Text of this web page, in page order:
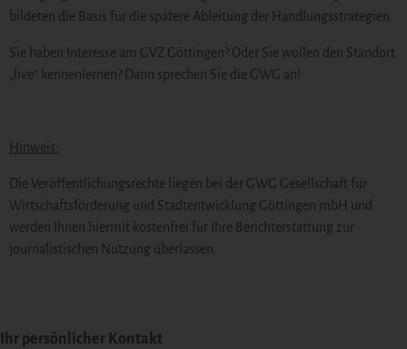
bildeten die Basis für die spätere Ableitung der Handlungsstrategien.
Sie haben Interesse am GVZ Göttingen? Oder Sie wollen den Standort
„live“ kennenlernen? Dann sprechen Sie die GWG an!
Hinweis:
Die Veröffentlichungsrechte liegen bei der GWG Gesellschaft für
Wirtschaftsförderung und Stadtentwicklung Göttingen mbH und
werden Ihnen hiermit kostenfrei für Ihre Berichterstattung zur
journalistischen Nutzung überlassen.
Ihr persönlicher Kontakt